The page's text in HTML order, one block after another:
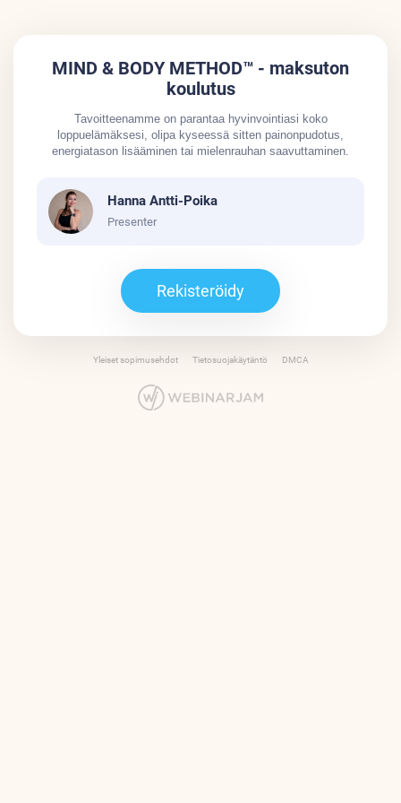
MIND & BODY METHOD™ - maksuton
koulutus
Tavoitteenamme on parantaa hyvinvointiasi koko
loppuelämäksesi, olipa kyseessä sitten painonpudotus,
energiatason lisääminen tai mielenrauhan saavuttaminen.
Hanna Antti-Poika
Presenter
Rekisteröidy
Yleiset sopimusehdot Tietosuojakäytäntö DMCA